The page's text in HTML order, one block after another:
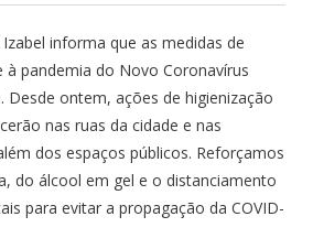
informa que as medidas de
pandemia do Novo Coronavírus
Desde ontem, ações de higienização
nas ruas da cidade e nas
dos espaços públicos. Reforçamos
do álcool em gel e o distanciamento
para evitar a propagação da COVID-